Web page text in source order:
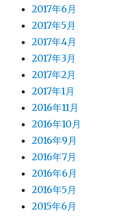
2017年6月
2017年5月
2017年4月
2017年3月
2017年2月
2017年1月
2016年11月
2016年10月
2016年9月
2016年7月
2016年6月
2016年5月
2015年6月